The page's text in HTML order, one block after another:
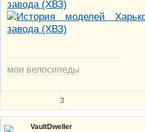
мои велосипеды
3
VaultDweller